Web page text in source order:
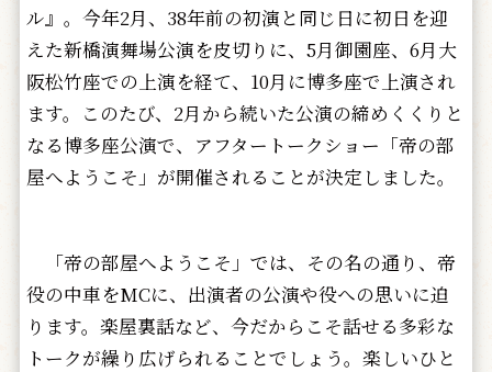
ル』。今年2月、38年前の初演と同じ日に初日を迎
えた新橋演舞場公演を皮切りに、5月御園座、6月大
阪松竹座での上演を経て、10月に博多座で上演され
ます。このたび、2月から続いた公演の締めくくりと
なる博多座公演で、アフタートークショー「帝の部
屋へようこそ」が開催されることが決定しました。
「帝の部屋へようこそ」では、その名の通り、帝
役の中車をMCに、出演者の公演や役への思いに迫
ります。楽屋裏話など、今だからこそ話せる多彩な
トークが繰り広げられることでしょう。楽しいひと